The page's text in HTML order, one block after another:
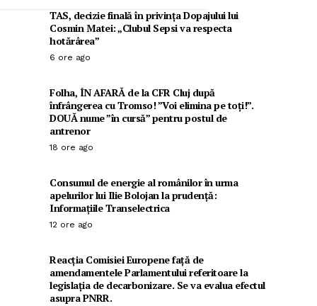
TAS, decizie finală în privința Dopajului lui
Cosmin Matei: „Clubul Sepsi va respecta
hotărârea”
6 ore ago
Folha, ÎN AFARĂ de la CFR Cluj după
înfrângerea cu Tromso! ”Voi elimina pe toți!”.
DOUĂ nume ”în cursă” pentru postul de
antrenor
18 ore ago
Consumul de energie al românilor în urma
apelurilor lui Ilie Bolojan la prudență:
Informațiile Transelectrica
12 ore ago
Reacția Comisiei Europene față de
amendamentele Parlamentului referitoare la
legislația de decarbonizare. Se va evalua efectul
asupra PNRR.